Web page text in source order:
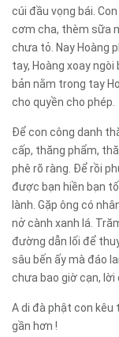
cúi đầu vọng bái.
cơm cha, thèm sữa
chưa tỏ. Nay Hoàng
tay, Hoàng xoay ngòi
bản nằm trong tay
cho quyền cho phép.
Để con công danh
cấp, thăng phẩm,
phê rõ ràng. Để rồi
được bạn hiền bạn
lành. Gặp ông có
nở cành xanh lá.
đường dẫn lối để
sâu bến ấy mà đáo
chưa bao giờ cạn, lời
A di đà phật con kêu
gần hơn !